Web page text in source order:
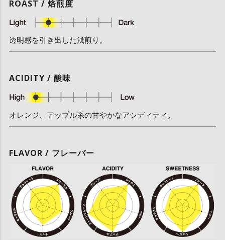
ROAST / 焙煎度
透明感を引き出した浅煎り。
ACIDITY / 酸味
オレンジ、アップル系の甘やかなアシディティ。
FLAVOR / フレーバー